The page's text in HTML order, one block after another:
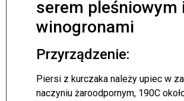
serem pleśniowym
winogronami
Przyrządzenie:
Piersi z kurczaka należy upiec w
naczyniu żaroodpornym, 190C